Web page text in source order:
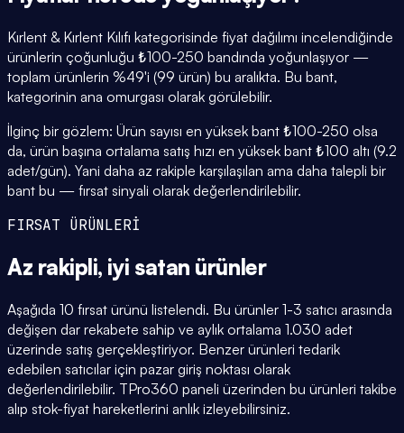
Kırlent & Kırlent Kılıfı kategorisinde fiyat dağılımı incelendiğinde
ürünlerin çoğunluğu ₺100-250 bandında yoğunlaşıyor —
toplam ürünlerin %49'i (99 ürün) bu aralıkta. Bu bant,
kategorinin ana omurgası olarak görülebilir.
İlginç bir gözlem: Ürün sayısı en yüksek bant ₺100-250 olsa
da, ürün başına ortalama satış hızı en yüksek bant ₺100 altı (9.2
adet/gün). Yani daha az rakiple karşılaşılan ama daha talepli bir
bant bu — fırsat sinyali olarak değerlendirilebilir.
FIRSAT ÜRÜNLERİ
Az rakipli, iyi satan ürünler
Aşağıda 10 fırsat ürünü listelendi. Bu ürünler 1-3 satıcı arasında
değişen dar rekabete sahip ve aylık ortalama 1.030 adet
üzerinde satış gerçekleştiriyor. Benzer ürünleri tedarik
edebilen satıcılar için pazar giriş noktası olarak
değerlendirilebilir. TPro360 paneli üzerinden bu ürünleri takibe
alıp stok-fiyat hareketlerini anlık izleyebilirsiniz.